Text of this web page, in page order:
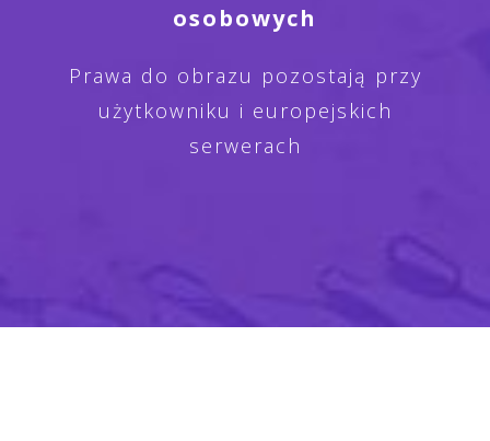
osobowych
Prawa do obrazu pozostają przy
użytkowniku i europejskich
serwerach